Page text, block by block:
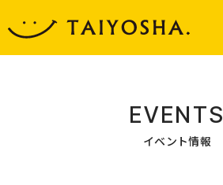
EVENTS
イベント情報